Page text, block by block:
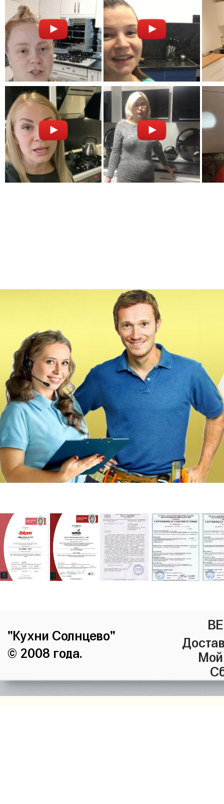
"Кухни Солнцево"
© 2008 года.